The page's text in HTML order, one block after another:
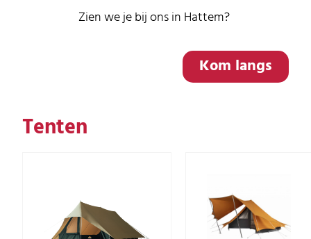
Zien we je bij ons in Hattem?
Kom langs
Tenten